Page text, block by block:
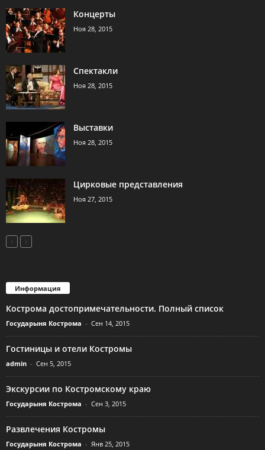
Концерты
Ноя 28, 2015
Спектакли
Ноя 28, 2015
Выставки
Ноя 28, 2015
Цирковые представления
Ноя 27, 2015
Информация
Кострома достопримечательности. Полный список
Государыня Кострома - Сен 14, 2015
Гостиницы и отели Костромы
admin - Сен 5, 2015
Экскурсии по Костромскому краю
Государыня Кострома - Сен 3, 2015
Развлечения Костромы
Государыня Кострома - Янв 25, 2015